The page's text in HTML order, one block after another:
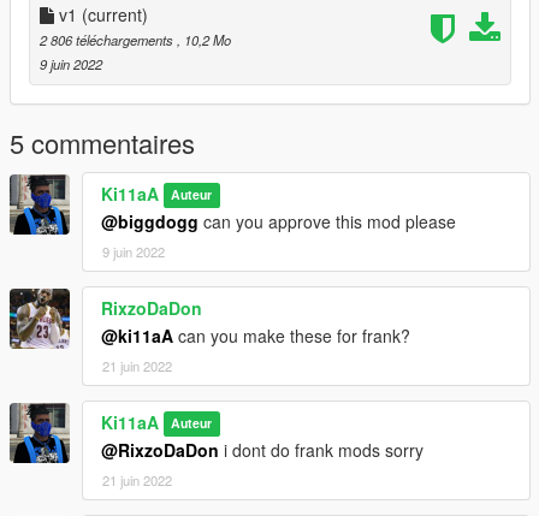
v1 (current)
2 806 téléchargements
, 10,2 Mo
9 juin 2022
5 commentaires
Ki11aA Auteur
@biggdogg can you approve this mod please
9 juin 2022
RixzoDaDon
@ki11aA can you make these for frank?
21 juin 2022
Ki11aA Auteur
@RixzoDaDon i dont do frank mods sorry
21 juin 2022